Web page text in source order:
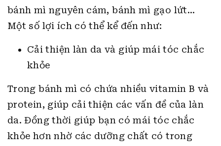
bánh mì nguyên cám, bánh mì gạo lứt…
Một số lợi ích có thể kể đến như:
Cải thiện làn da và giúp mái tóc chắc
khỏe
Trong bánh mì có chứa nhiều vitamin B và
protein, giúp cải thiện các vấn đề của làn
da. Đồng thời giúp bạn có mái tóc chắc
khỏe hơn nhờ các dưỡng chất có trong